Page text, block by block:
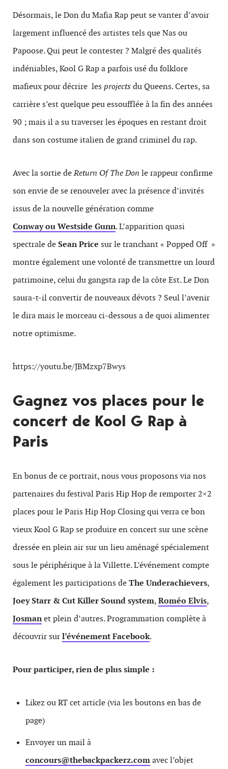
Désormais, le Don du Mafia Rap peut se vanter d’avoir
largement influencé des artistes tels que Nas ou
Papoose. Qui peut le contester ? Malgré des qualités
indéniables, Kool G Rap a parfois usé du folklore
mafieux pour décrire les projects du Queens. Certes, sa
carrière s’est quelque peu essoufflée à la fin des années
90 ; mais il a su traverser les époques en restant droit
dans son costume italien de grand criminel du rap.
Avec la sortie deReturn Of The Don le rappeur confirme
son envie de se renouveler avec la présence d’invités
issus de la nouvelle génération comme
ConwayouWestside Gunn. L’apparition quasi
spectrale deSean Price sur le tranchant « Popped Off »
montre également une volonté de transmettre un lourd
patrimoine, celui du gangsta rap de la côte Est. Le Don
saura-t-il convertir de nouveaux dévots ? Seul l’avenir
le dira mais le morceau ci-dessous a de quoi alimenter
notre optimisme.
https://youtu.be/JBMzxp7Bwys
Gagnez vos places pour le
concert de Kool G Rap à
Paris
En bonus de ce portrait, nous vous proposons via nos
partenaires du festival Paris Hip Hop de remporter 2×2
places pour le Paris Hip Hop Closing qui verra ce bon
vieux Kool G Rap se produire en concert sur une scène
dressée en plein air sur un lieu aménagé spécialement
sous le périphérique à la Villette. L’événement compte
également les participations deThe Underachievers,
Joey Starr & Cut Killer Sound system,Roméo Elvis,
Josmanet plein d’autres. Programmation complète à
découvrir surl’événement Facebook.
Pour participer, rien de plus simple :
Likez ou RT cet article (via les boutons en bas de
page)
Envoyer un mail à
concours@thebackpackerz.comavec l’objet